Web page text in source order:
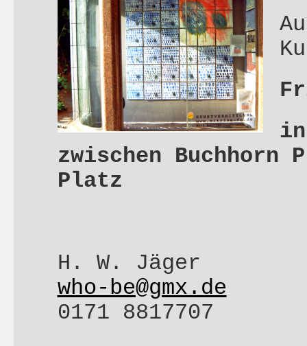
in
zwischen Buchhorn
Platz
H. W. Jäger
who-be@gmx.de
0171 8817707